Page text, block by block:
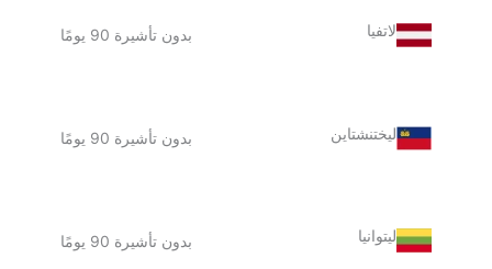
لاتفيا بدون تأشيرة 90 يومًا
ليختنشتاين بدون تأشيرة 90 يومًا
ليتوانيا بدون تأشيرة 90 يومًا